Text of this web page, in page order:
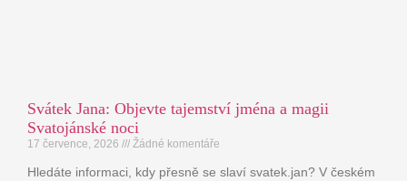
Svátek Jana: Objevte tajemství jména a magii
Svatojánské noci
17 července, 2026 Žádné komentáře
Hledáte informaci, kdy přesně se slaví svatek.jan? V českém